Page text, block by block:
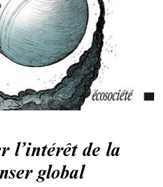
l’intérêt de la
global